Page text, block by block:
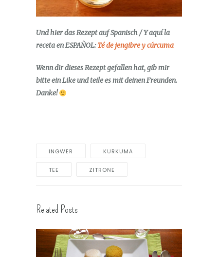
Und hier das Rezept auf Spanisch / Y aquí la
receta en ESPAÑOL:Té de jengibre y cúrcuma
Wenn dir dieses Rezept gefallen hat, gib mir
bitte ein Like und teile es mit deinen Freunden.
Danke!
INGWER KURKUMA
TEE ZITRONE
Related Posts